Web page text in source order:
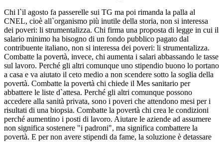
Chi l`il agosto fa passerelle sui TG ma poi rimanda la palla al
CNEL, cioè all`organismo più inutile della storia, non si interessa
dei poveri: li strumentalizza. Chi firma una proposta di legge in cui il
salario minimo ha bisogno di un fondo pubblico pagato dal
contribuente italiano, non si interessa dei poveri: li strumentalizza.
Combatte la povertà, invece, chi aumenta i salari abbassando le tasse
sul lavoro. Perché gli altri comunque uno stipendio buono lo portano
a casa e va aiutato il ceto medio a non scendere sotto la soglia della
povertà. Combatte la povertà chi chiede il Mes sanitario per
abbattere le liste d`attesa. Perché gli altri comunque possono
accedere alla sanità privata, sono i poveri che attendono mesi per i
risultati di una biopsia. Combatte la povertà chi crea le condizioni
perché aumentino i posti di lavoro. Aiutare le aziende ad assumere
non significa sostenere "i padroni", ma significa combattere la
povertà. E per non avere stipendi da fame, la soluzione è detassare